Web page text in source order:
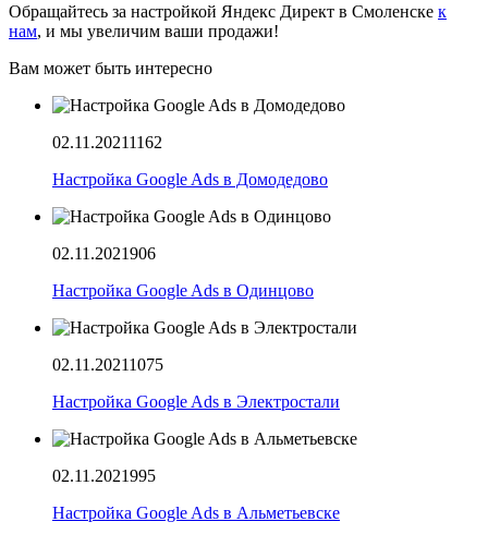
Обращайтесь за настройкой Яндекс Директ в Смоленске к
нам, и мы увеличим ваши продажи!
Вам может быть интересно
02.11.20211162
Настройка Google Ads в Домодедово
02.11.2021906
Настройка Google Ads в Одинцово
02.11.20211075
Настройка Google Ads в Электростали
02.11.2021995
Настройка Google Ads в Альметьевске